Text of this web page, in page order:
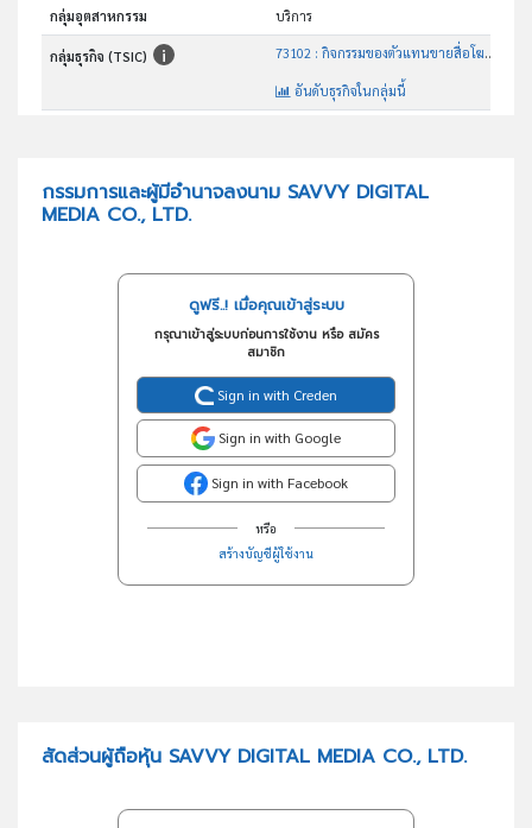
กลุ่มอุตสาหกรรม บริการ
กลุ่มธุรกิจ (TSIC) 73102 : กิจกรรมของตัวแทนขายสื่อโฆษณา
อันดับธุรกิจในกลุ่มนี้
กรรมการและผู้มีอำนาจลงนาม SAVVY DIGITAL
MEDIA CO., LTD.
ดูฟรี..! เมื่อคุณเข้าสู่ระบบ
กรุณาเข้าสู่ระบบก่อนการใช้งาน หรือ สมัคร
สมาชิก
Sign in with Creden
Sign in with Google
Sign in with Facebook
หรือ
สร้างบัญชีผู้ใช้งาน
สัดส่วนผู้ถือหุ้น SAVVY DIGITAL MEDIA CO., LTD.